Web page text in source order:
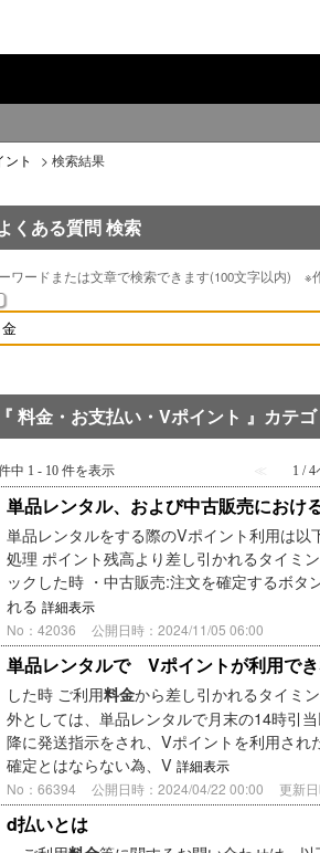
ト > 検索結果
くある質問 検索
ワードまたは文章で検索できます(100文字以内) ※
『 料金・お支払い・Vポイント 』カテ
中 1 - 10 件を表示 ≪ 1 / 4
単品レンタル、および中古販売におけ
単品レンタルをする際のVポイント利用は
処理 ポイント残高より差し引かれるタイミ
ックした時 ・中古販売:注文を確定するボタ
れる 詳細表示
No：42036 公開日時：2024/11/05 06:00
単品レンタルで Vポイントが利用で
した時 ご利用料金から差し引かれるタイミ
外としては、単品レンタルで月末の14時引
降に発送指示をされ、Vポイントを利用さ
確定とはならない為、V 詳細表示
No：66394 公開日時：2024/04/22 00:00 更新
d払いとは